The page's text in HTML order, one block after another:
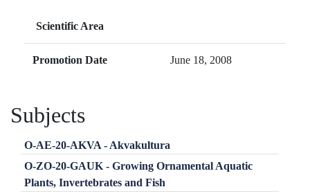
Scientific Area
Promotion Date June 18, 2008
Subjects
O-AE-20-AKVA - Akvakultura
O-ZO-20-GAUK - Growing Ornamental Aquatic
Plants, Invertebrates and Fish